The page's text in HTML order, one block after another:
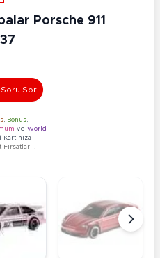
Porsche 911
Soru Sor
Bonus
ve World
Kartınıza
Fırsatları !